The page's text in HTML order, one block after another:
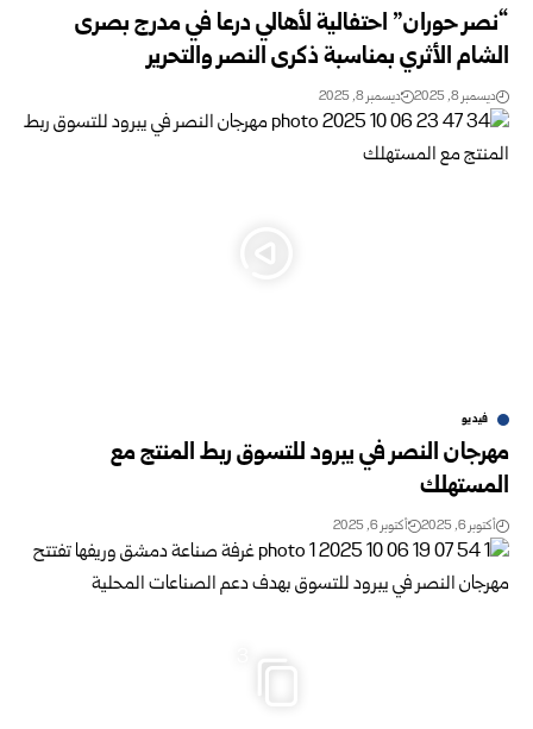
“نصر حوران” احتفالية لأهالي درعا في مدرج بصرى
الشام الأثري بمناسبة ذكرى النصر والتحرير
ديسمبر 8, 2025 ديسمبر 8, 2025
فيديو
مهرجان النصر في يبرود للتسوق ربط المنتج مع
المستهلك
أكتوبر 6, 2025 أكتوبر 6, 2025